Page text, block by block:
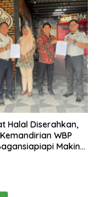
Halal Diserahkan,
WBP
Makin